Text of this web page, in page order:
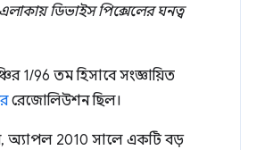
ডিভাইস পিক্সেলের ঘনত্ব
1/96 তম হিসাবে সংজ্ঞায়িত
রেজোলিউশন ছিল।
অ্যাপল 2010 সালে একটি বড়